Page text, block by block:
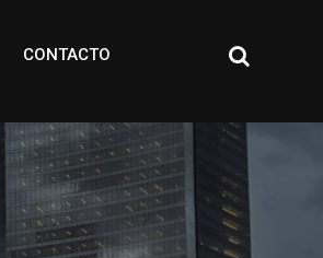
CONTACTO